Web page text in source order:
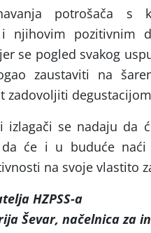
potrošača s
i njihovim pozitivnim
se pogled svakog
zaustaviti na
zadovoljiti
izlagači se nadaju da
će i u buduće naći
na svoje vlastito
HZPSS-a
Ševar, načelnica za